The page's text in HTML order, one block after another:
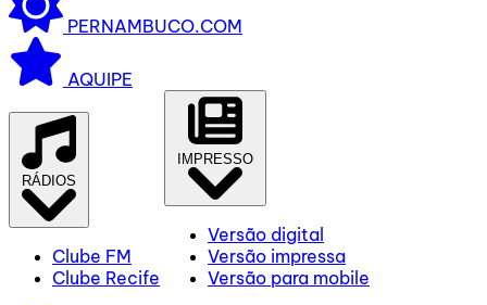
PERNAMBUCO.COM
AQUIPE
RÁDIOS
Clube FM
Clube Recife
IMPRESSO
Versão digital
Versão impressa
Versão para mobile